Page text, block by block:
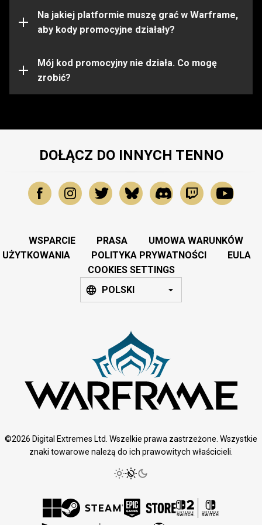
Na jakiej platformie muszę grać w Warframe,
aby kody promocyjne działały?
kodu upewnij się, że jesteś zalogowany na konto
Warframe na właściwej platformie.
Mój kod promocyjny nie działa. Co mogę
zrobić?
wykorzystany. Aby uzyskać dalszą pomoc, prosimy
skontaktować się z
DOŁĄCZ DO INNYCH TENNO
WSPARCIE PRASA
UMOWA WARUNKÓW
UŻYTKOWANIA
POLITYKA PRYWATNOŚCI
EULA
COOKIES SETTINGS
POLSKI
©2026 Digital Extremes Ltd. Wszelkie prawa zastrzeżone. Wszystkie
znaki towarowe należą do ich prawowitych właścicieli.